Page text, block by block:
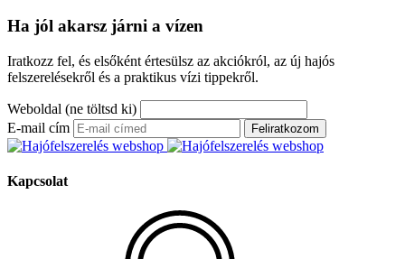
Ha jól akarsz járni a vízen
Iratkozz fel, és elsőként értesülsz az akciókról, az új hajós
felszerelésekről és a praktikus vízi tippekről.
Weboldal (ne töltsd ki)
E-mail cím
Feliratkozom
Kapcsolat